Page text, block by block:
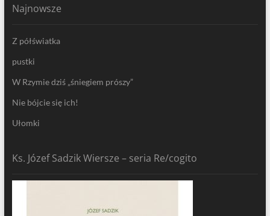
Najnowsze
Z półświatka
pustki
W Rzymie dziś „śniegiem prószy”
Nie bójcie się ich!
Ułomki
Ks. Józef Sadzik Wiersze – seria Re/cogito